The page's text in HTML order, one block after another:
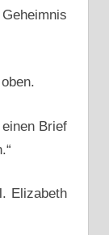
Brief
Elizabeth